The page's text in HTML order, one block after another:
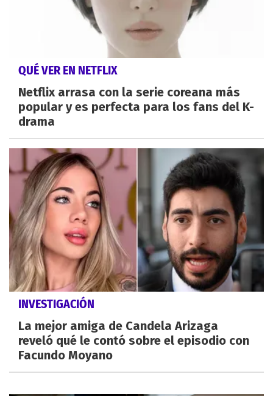
QUÉ VER EN NETFLIX
Netflix arrasa con la serie coreana más
popular y es perfecta para los fans del K-
drama
INVESTIGACIÓN
La mejor amiga de Candela Arizaga
reveló qué le contó sobre el episodio con
Facundo Moyano